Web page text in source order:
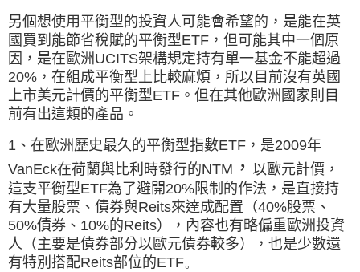
另個想使用平衡型的投資人可能會希望的，是能在英
國買到能節省稅賦的平衡型ETF ，但可能其中一個原
因，是在歐洲 UCITS架構規定持有單一基金不能超過
20% ，在組成平衡型上比較麻煩，所以目前沒有英國
上市美元計價的平衡型ETF 。但在其他歐洲國家則目
前有出這類的產品。
1、在歐洲歷史最久的平衡型指數ETF ，是2009年
VanEck在荷蘭與比利時發行的NTM ， 以歐元計價，
這支平衡型ETF為了避開20%限制的作法，是直接持
有大量股票、債券與Reits來達成配置（40%股票、
50%債券、10%的Reits），內容也有略偏重歐洲投資
人（主要是債券部分以歐元債券較多），也是少數還
有特別搭配Reits部位的ETF。